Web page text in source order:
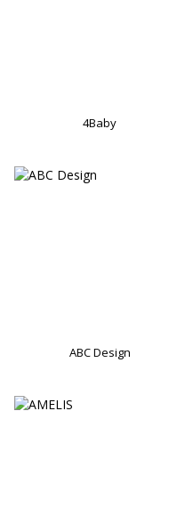
4Baby
ABC Design